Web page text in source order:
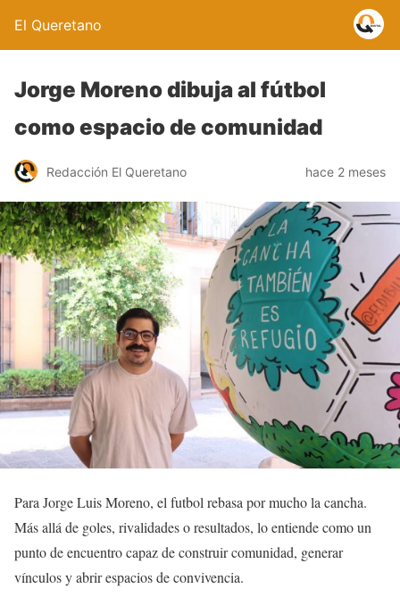
El Queretano
Jorge Moreno dibuja al fútbol
como espacio de comunidad
Redacción El Queretano hace 2 meses
Para Jorge Luis Moreno, el futbol rebasa por mucho la cancha.
Más allá de goles, rivalidades o resultados, lo entiende como un
punto de encuentro capaz de construir comunidad, generar
vínculos y abrir espacios de convivencia.